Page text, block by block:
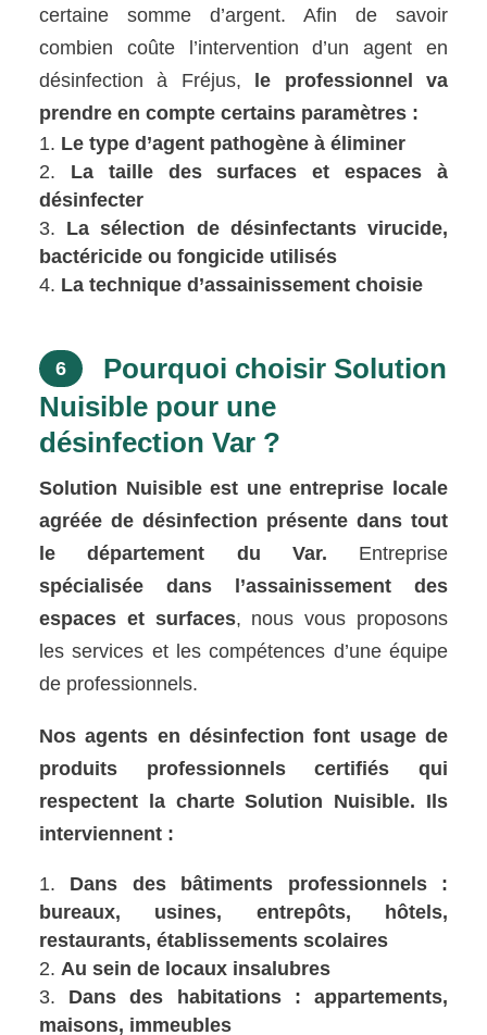
certaine somme d’argent. Afin de savoir
combien coûte l’intervention d’un agent en
désinfection à Fréjus, le professionnel va
prendre en compte certains paramètres :
Le type d’agent pathogène à éliminer
La taille des surfaces et espaces à
désinfecter
La sélection de désinfectants virucide,
bactéricide ou fongicide utilisés
La technique d’assainissement choisie
6
Pourquoi choisir Solution
Nuisible pour une
désinfection Var ?
Solution Nuisible est une entreprise locale
agréée de désinfection présente dans tout
le département du
Var. Entreprise
spécialisée dans l’assainissement des
espaces et surfaces, nous vous proposons
les services et les compétences d’une équipe
de professionnels.
Nos agents en désinfection font usage de
produits professionnels certifiés qui
respectent la charte Solution Nuisible. Ils
interviennent :
Dans des bâtiments professionnels :
bureaux, usines, entrepôts, hôtels,
restaurants, établissements scolaires
Au sein de locaux insalubres
Dans des habitations : appartements,
maisons, immeubles